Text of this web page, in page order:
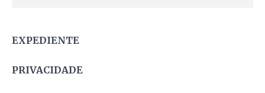
EXPEDIENTE
PRIVACIDADE